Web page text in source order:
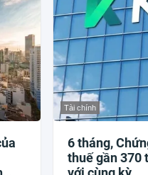
Tài chính
6 tháng,
thuế gần 370